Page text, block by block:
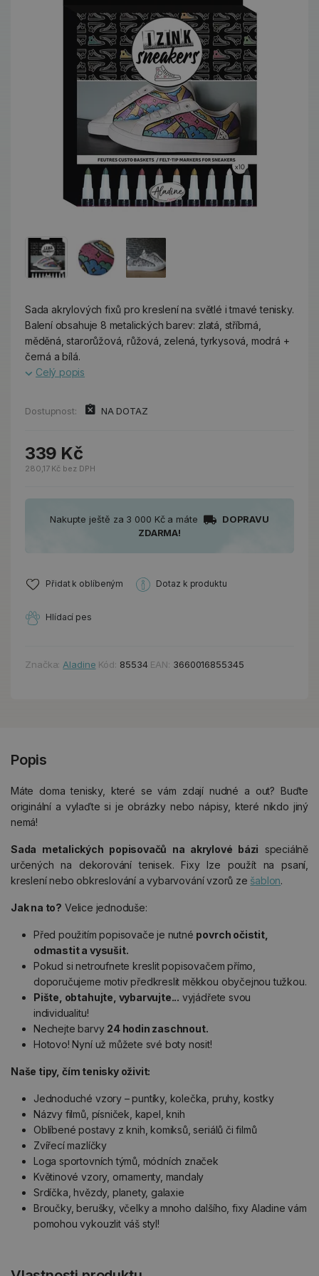
Sada akrylových fixů pro kreslení na světlé i tmavé tenisky.
Balení obsahuje 8 metalických barev: zlatá, stříbrná,
měděná, starorůžová, růžová, zelená, tyrkysová, modrá +
černá a bílá.
Celý popis
Dostupnost: NA DOTAZ
339 Kč
280,17 Kč bez DPH
Nakupte ještě za 3 000 Kč a máte
DOPRAVU
ZDARMA!
Přidat k oblíbeným Dotaz k produktu
Hlídací pes
Značka: Aladine Kód: 85534 EAN: 3660016855345
Popis
Máte doma tenisky, které se vám zdají nudné a out? Buďte
originální a vylaďte si je obrázky nebo nápisy, které nikdo jiný
nemá!
Sada metalických popisovačů na akrylové bázi speciálně
určených na dekorování tenisek. Fixy lze použít na psaní,
kreslení nebo obkreslování a vybarvování vzorů ze šablon.
Jak na to? Velice jednoduše:
Před použitím popisovače je nutné povrch očistit,
odmastit a vysušit.
Pokud si netroufnete kreslit popisovačem přímo,
doporučujeme motiv předkreslit měkkou obyčejnou tužkou.
Pište, obtahujte, vybarvujte... vyjádřete svou
individualitu!
Nechejte barvy 24 hodin zaschnout.
Hotovo! Nyní už můžete své boty nosit!
Naše tipy, čím tenisky oživit:
Jednoduché vzory – puntíky, kolečka, pruhy, kostky
Názvy filmů, písniček, kapel, knih
Oblíbené postavy z knih, komiksů, seriálů či filmů
Zvířecí mazlíčky
Loga sportovních týmů, módních značek
Květinové vzory, ornamenty, mandaly
Srdíčka, hvězdy, planety, galaxie
Broučky, berušky, včelky a mnoho dalšího, fixy Aladine vám
pomohou vykouzlit váš styl!